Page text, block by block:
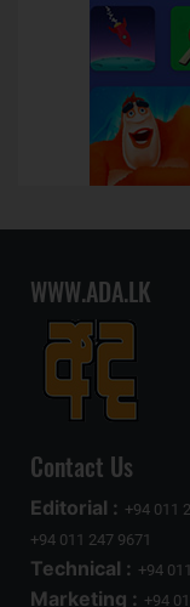
WWW.ADA.LK
Contact Us
Editorial : +94 011
+94 011 247 9671
Technical : +94
Marketing : +94